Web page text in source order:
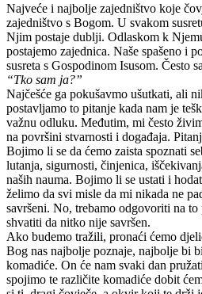
Najveće i najbolje zajedništvo koje
zajedništvo s Bogom. U svakom
Njim postaje dublji. Odlaskom k
postajemo zajednica. Naše spašeno i
susreta s Gospodinom Isusom. Često
“Tko sam ja?”
Najčešće ga pokušavmo ušutkati, ali
postavljamo to pitanje kada nam je
važnu odluku. Međutim, mi često
na površini stvarnosti i događaja.
Bojimo li se da ćemo zaista spoznati
lutanja, sigurnosti, činjenica,
naših nauma. Bojimo li se ustati i
želimo da svi misle da mi nikada ne
savršeni. No, trebamo odgovoriti na
shvatiti da nitko nije savršen.
Ako budemo tražili, pronaći ćemo
Bog nas najbolje poznaje, najbolje bi
komadiće. On će nam svaki dan
spojimo te različite komadiće dobit